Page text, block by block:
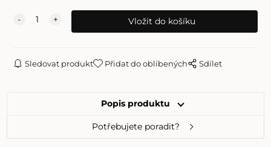
Sledovat produkt Přidat do oblíbených Sdílet
Popis produktu
Potřebujete poradit?